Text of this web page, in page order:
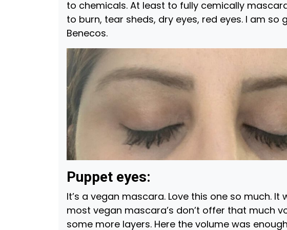
to chemicals. At least to fully cemically
to burn, tear sheds, dry eyes, red eyes. I am
Benecos.
Puppet eyes:
It’s a vegan mascara. Love this one so much.
most vegan mascara’s don’t offer that much
some more layers. Here the volume was